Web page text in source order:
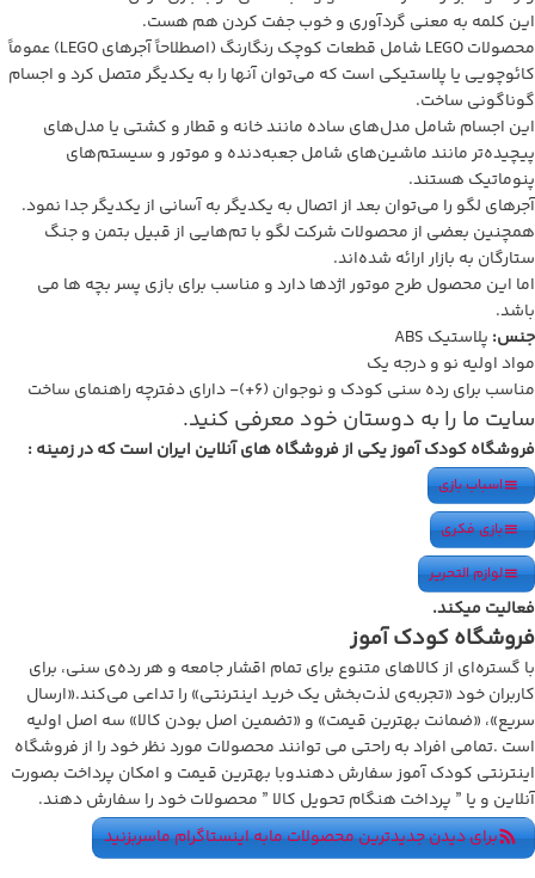
این کلمه به معنی گردآوری و خوب جفت کردن هم هست.
محصولات LEGO شامل قطعات کوچک رنگارنگ (اصطلاحاً آجرهای LEGO) عموماً
کائوچویی یا پلاستیکی است که می‌توان آنها را به یکدیگر متصل کرد و اجسام
گوناگونی ساخت.
این اجسام شامل مدل‌های ساده مانند خانه و قطار و کشتی یا مدل‌های
پیچیده‌تر مانند ماشین‌های شامل جعبه‌دنده و موتور و سیستم‌های
پنوماتیک هستند.
آجرهای لگو را می‌توان بعد از اتصال به یکدیگر به آسانی از یکدیگر جدا نمود.
همچنین بعضی از محصولات شرکت لگو با تم‌هایی از قبیل بتمن و جنگ
ستارگان به بازار ارائه شده‌اند.
اما این محصول طرح موتور اژدها دارد و مناسب برای بازی پسر بچه ها می
باشد.
جنس: پلاستیک ABS
مواد اولیه نو و درجه یک
مناسب برای رده سنی کودک و نوجوان (۶+)- دارای دفترچه راهنمای ساخت
سایت ما را به دوستان خود معرفی کنید.
فروشگاه کودک آموز یکی از فروشگاه های آنلاین ایران است که در زمینه :
اسباب بازی
بازی فکری
لوازم التحریر
فعالیت میکند.
فروشگاه کودک آموز
با گستره‌ای از کالاهای متنوع برای تمام اقشار جامعه و هر رده‌ی سنی، برای
کاربران خود «تجربه‌ی لذت‌بخش یک خرید اینترنتی» را تداعی می‌کند.«ارسال
سریع»، «ضمانت بهترین قیمت» و «تضمین اصل بودن کالا» سه اصل اولیه
است .تمامی افراد به راحتی می توانند محصولات مورد نظر خود را از فروشگاه
اینترنتی کودک آموز سفارش دهندوبا بهترین قیمت و امکان پرداخت بصورت
آنلاین و یا ” پرداخت هنگام تحویل کالا ” محصولات خود را سفارش دهند.
برای دیدن جدیدترین محصولات مابه اینستاگرام ماسربزنید